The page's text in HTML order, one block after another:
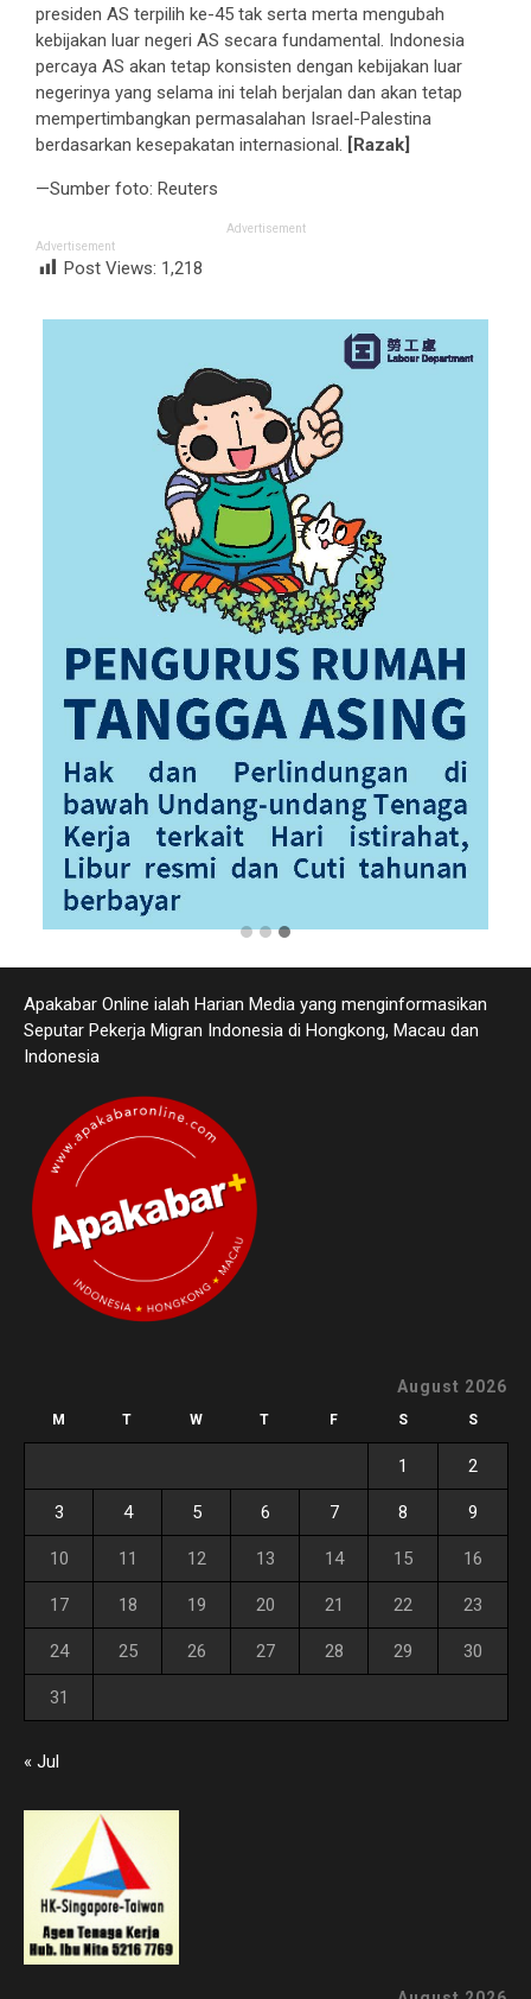
presiden AS terpilih ke-45 tak serta merta mengubah
kebijakan luar negeri AS secara fundamental. Indonesia
percaya AS akan tetap konsisten dengan kebijakan luar
negerinya yang selama ini telah berjalan dan akan tetap
mempertimbangkan permasalahan Israel-Palestina
berdasarkan kesepakatan internasional.
[Razak]
—Sumber foto: Reuters
Advertisement
Advertisement
Post Views: 1,218
Apakabar Online ialah Harian Media yang menginformasikan
Seputar Pekerja Migran Indonesia di Hongkong, Macau dan
Indonesia
August 2026
M T W T F S S
1 2
3 4 5 6 7 8 9
10 11 12 13 14 15 16
17 18 19 20 21 22 23
24 25 26 27 28 29 30
31
« Jul